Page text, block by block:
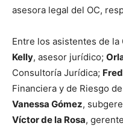
asesora legal del OC,
Entre los asistentes de la
Kelly, asesor jurídico;
Consultoría Jurídica;
Financiera y de Riesgo
Vanessa Gómez,
Víctor de la Rosa,